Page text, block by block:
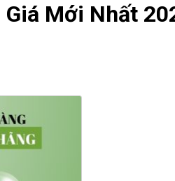
Mới Nhất